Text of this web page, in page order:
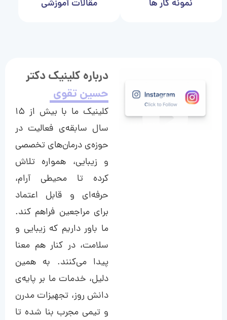
درباره کلینیک دکتر
حسین تقوی
کلینیک ما با بیش از ۱۵
سال سابقه‌ی فعالیت در
حوزه‌ی درمان‌های تخصصی
و زیبایی، همواره تلاش
کرده تا محیطی آرام،
حرفه‌ای و قابل اعتماد
برای مراجعین فراهم کند.
ما باور داریم که زیبایی و
سلامت، در کنار هم معنا
پیدا می‌کنند. به همین
دلیل، خدمات ما بر پایه‌ی
دانش روز، تجهیزات مدرن
و تیمی مجرب بنا شده تا